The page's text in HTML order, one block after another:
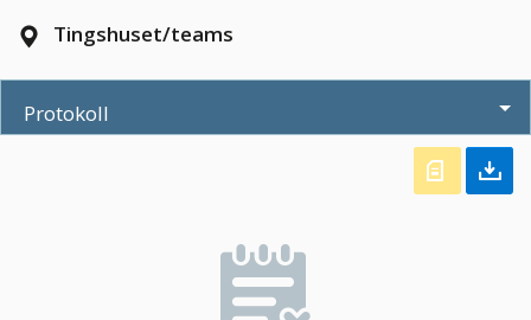
Tingshuset/teams
Protokoll